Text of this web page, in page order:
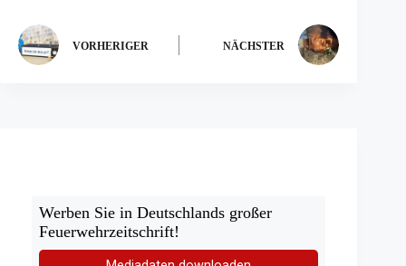
VORHERIGER NÄCHSTER
Werben Sie in Deutschlands großer
Feuerwehrzeitschrift!